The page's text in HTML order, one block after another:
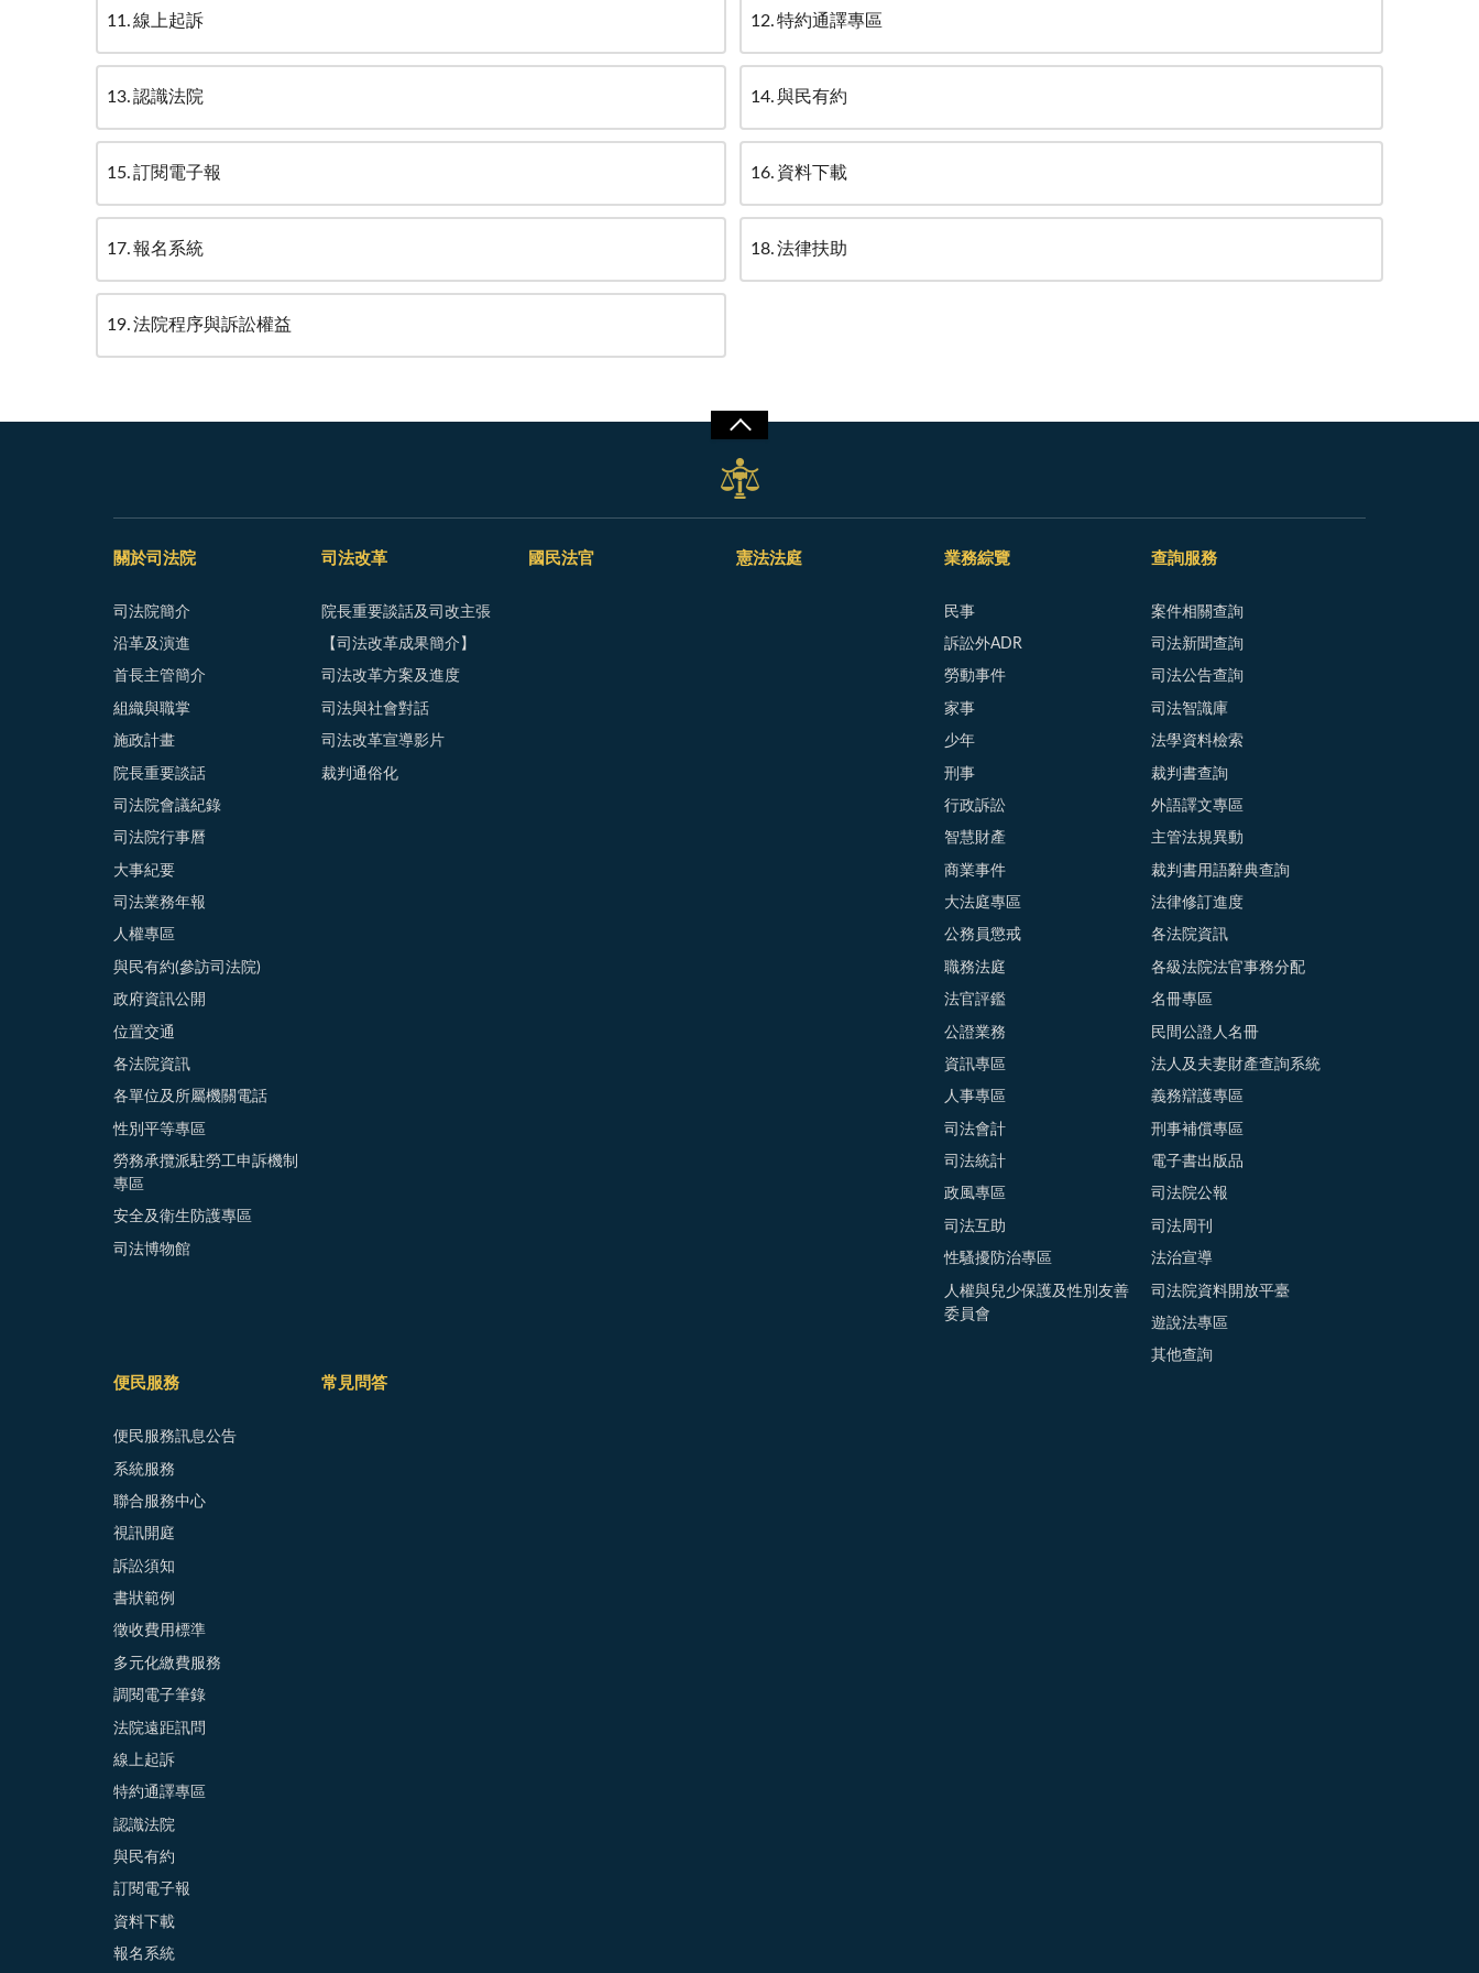
11 線上起訴 12 特約通譯專區
13 認識法院 14 與民有約
15 訂閱電子報 16 資料下載
17 報名系統 18 法律扶助
19 法院程序與訴訟權益
關於司法院
司法院簡介
沿革及演進
首長主管簡介
組織與職掌
施政計畫
院長重要談話
司法院會議紀錄
司法院行事曆
大事紀要
司法業務年報
人權專區
與民有約(參訪司法院)
政府資訊公開
位置交通
各法院資訊
各單位及所屬機關電話
性別平等專區
勞務承攬派駐勞工申訴機制
專區
安全及衛生防護專區
司法博物館
司法改革
院長重要談話及司改主張
【司法改革成果簡介】
司法改革方案及進度
司法與社會對話
司法改革宣導影片
裁判通俗化
國民法官 憲法法庭 業務綜覽
民事
訴訟外ADR
勞動事件
家事
少年
刑事
行政訴訟
智慧財產
商業事件
大法庭專區
公務員懲戒
職務法庭
法官評鑑
公證業務
資訊專區
人事專區
司法會計
司法統計
政風專區
司法互助
性騷擾防治專區
人權與兒少保護及性別友善
委員會
查詢服務
案件相關查詢
司法新聞查詢
司法公告查詢
司法智識庫
法學資料檢索
裁判書查詢
外語譯文專區
主管法規異動
裁判書用語辭典查詢
法律修訂進度
各法院資訊
各級法院法官事務分配
名冊專區
民間公證人名冊
法人及夫妻財產查詢系統
義務辯護專區
刑事補償專區
電子書出版品
司法院公報
司法周刊
法治宣導
司法院資料開放平臺
遊說法專區
其他查詢
便民服務
便民服務訊息公告
系統服務
聯合服務中心
視訊開庭
訴訟須知
書狀範例
徵收費用標準
多元化繳費服務
調閱電子筆錄
法院遠距訊問
線上起訴
特約通譯專區
認識法院
與民有約
訂閱電子報
資料下載
報名系統
常見問答